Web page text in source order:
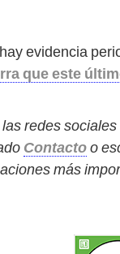
evidencia
que este
redes
Contactoo
más